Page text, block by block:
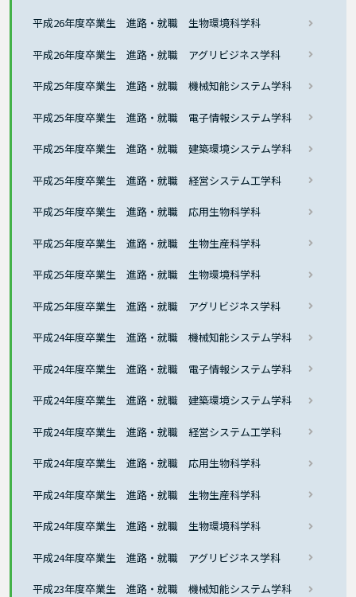
平成26年度卒業生 進路・就職 生物環境科学科
平成26年度卒業生 進路・就職 アグリビジネス学科
平成25年度卒業生 進路・就職 機械知能システム学科
平成25年度卒業生 進路・就職 電子情報システム学科
平成25年度卒業生 進路・就職 建築環境システム学科
平成25年度卒業生 進路・就職 経営システム工学科
平成25年度卒業生 進路・就職 応用生物科学科
平成25年度卒業生 進路・就職 生物生産科学科
平成25年度卒業生 進路・就職 生物環境科学科
平成25年度卒業生 進路・就職 アグリビジネス学科
平成24年度卒業生 進路・就職 機械知能システム学科
平成24年度卒業生 進路・就職 電子情報システム学科
平成24年度卒業生 進路・就職 建築環境システム学科
平成24年度卒業生 進路・就職 経営システム工学科
平成24年度卒業生 進路・就職 応用生物科学科
平成24年度卒業生 進路・就職 生物生産科学科
平成24年度卒業生 進路・就職 生物環境科学科
平成24年度卒業生 進路・就職 アグリビジネス学科
平成23年度卒業生 進路・就職 機械知能システム学科